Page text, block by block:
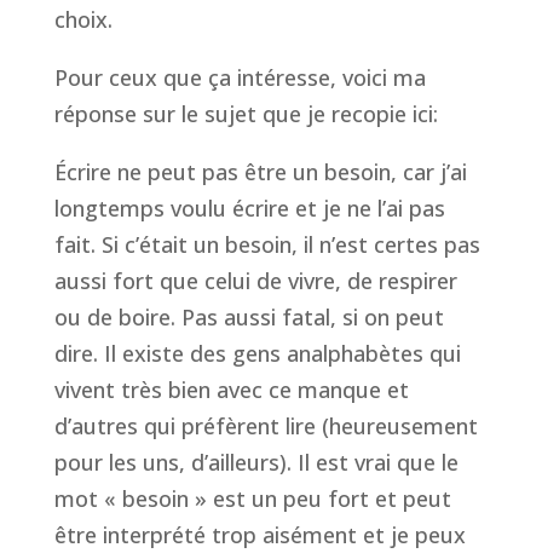
choix.
Pour ceux que ça intéresse, voici ma
réponse sur le sujet que je recopie ici:
Écrire ne peut pas être un besoin, car j’ai
longtemps voulu écrire et je ne l’ai pas
fait. Si c’était un besoin, il n’est certes pas
aussi fort que celui de vivre, de respirer
ou de boire. Pas aussi fatal, si on peut
dire. Il existe des gens analphabètes qui
vivent très bien avec ce manque et
d’autres qui préfèrent lire (heureusement
pour les uns, d’ailleurs). Il est vrai que le
mot « besoin » est un peu fort et peut
être interprété trop aisément et je peux